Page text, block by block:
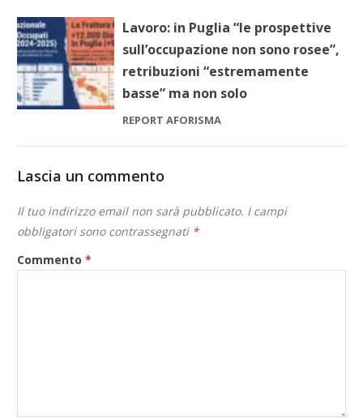
Lavoro: in Puglia “le prospettive
sull’occupazione non sono rosee”,
retribuzioni “estremamente
basse” ma non solo
REPORT AFORISMA
Lascia un commento
Il tuo indirizzo email non sarà pubblicato. I campi
obbligatori sono contrassegnati *
Commento*